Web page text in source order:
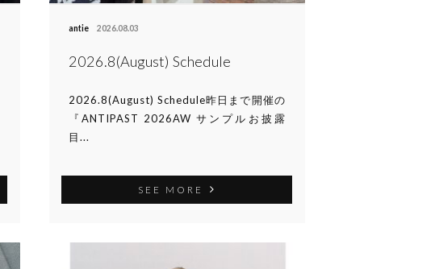
antie 2026.08.03
2026.8(August) Schedule
2026.8(August) Schedule昨日まで開催の
『ANTIPAST 2026AW サンプルお披露
目...
SEE MORE